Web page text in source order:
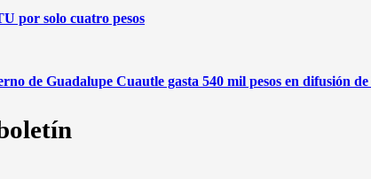
por solo cuatro pesos
de Guadalupe Cuautle gasta 540 mil pesos en difusión